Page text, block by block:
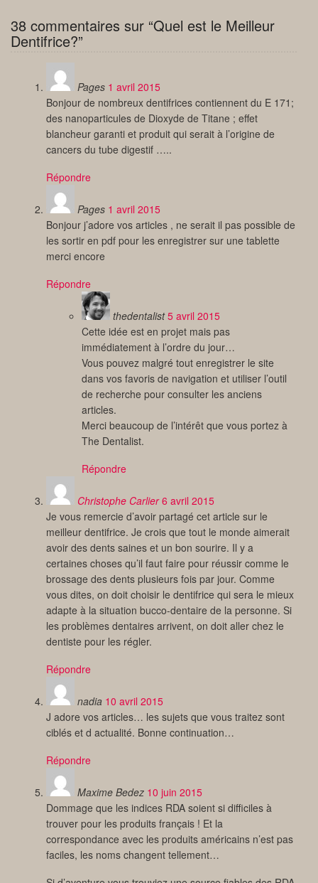
38 commentaires sur “Quel est le Meilleur
Dentifrice?”
Pages 1 avril 2015
Bonjour de nombreux dentifrices contiennent du E 171;
des nanoparticules de Dioxyde de Titane ; effet
blancheur garanti et produit qui serait à l’origine de
cancers du tube digestif …..
Répondre
Pages 1 avril 2015
Bonjour j’adore vos articles , ne serait il pas possible de
les sortir en pdf pour les enregistrer sur une tablette
merci encore
Répondre
thedentalist 5 avril 2015
Cette idée est en projet mais pas
immédiatement à l’ordre du jour…
Vous pouvez malgré tout enregistrer le site
dans vos favoris de navigation et utiliser l’outil
de recherche pour consulter les anciens
articles.
Merci beaucoup de l’intérêt que vous portez à
The Dentalist.
Répondre
Christophe Carlier 6 avril 2015
Je vous remercie d’avoir partagé cet article sur le
meilleur dentifrice. Je crois que tout le monde aimerait
avoir des dents saines et un bon sourire. Il y a
certaines choses qu’il faut faire pour réussir comme le
brossage des dents plusieurs fois par jour. Comme
vous dites, on doit choisir le dentifrice qui sera le mieux
adapte à la situation bucco-dentaire de la personne. Si
les problèmes dentaires arrivent, on doit aller chez le
dentiste pour les régler.
Répondre
nadia 10 avril 2015
J adore vos articles… les sujets que vous traitez sont
ciblés et d actualité. Bonne continuation…
Répondre
Maxime Bedez 10 juin 2015
Dommage que les indices RDA soient si difficiles à
trouver pour les produits français ! Et la
correspondance avec les produits américains n’est pas
faciles, les noms changent tellement…